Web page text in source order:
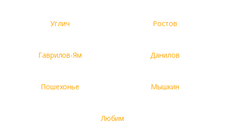
Углич Ростов
Гаврилов-Ям Данилов
Пошехонье Мышкин
Любим